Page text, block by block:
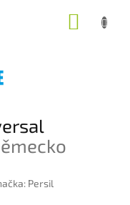
Persil